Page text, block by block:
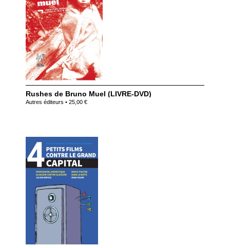
Rushes de Bruno Muel (LIVRE-DVD)
Autres éditeurs • 25,00 €